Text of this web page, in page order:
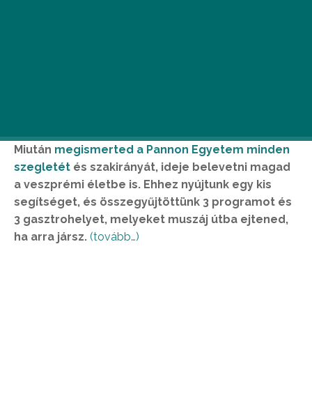
Miután megismerted a Pannon Egyetem minden
szegletét és szakirányát, ideje belevetni magad
a veszprémi életbe is. Ehhez nyújtunk egy kis
segítséget, és összegyűjtöttünk 3 programot és
3 gasztrohelyet, melyeket muszáj útba ejtened,
ha arra jársz. (tovább…)